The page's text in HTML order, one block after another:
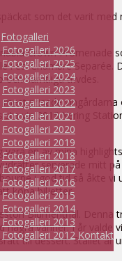
Fotogalleri
Fotogalleri 2026
Fotogalleri 2025
Fotogalleri 2024
Fotogalleri 2023
Fotogalleri 2022
Fotogalleri 2021
Fotogalleri 2020
Fotogalleri 2019
Fotogalleri 2018
Fotogalleri 2017
Fotogalleri 2016
Fotogalleri 2015
Fotogalleri 2014
Fotogalleri 2013
Fotogalleri 2012 Kontakt
som det varit
Crown
Chambre
samtliga trivdes.
prisade
vin 2015 Yering
en av mina
serverade mitt
i god tid så åkte
köpa biljetter.
Blumenthal.
vänner. I år
till dessert. Stället